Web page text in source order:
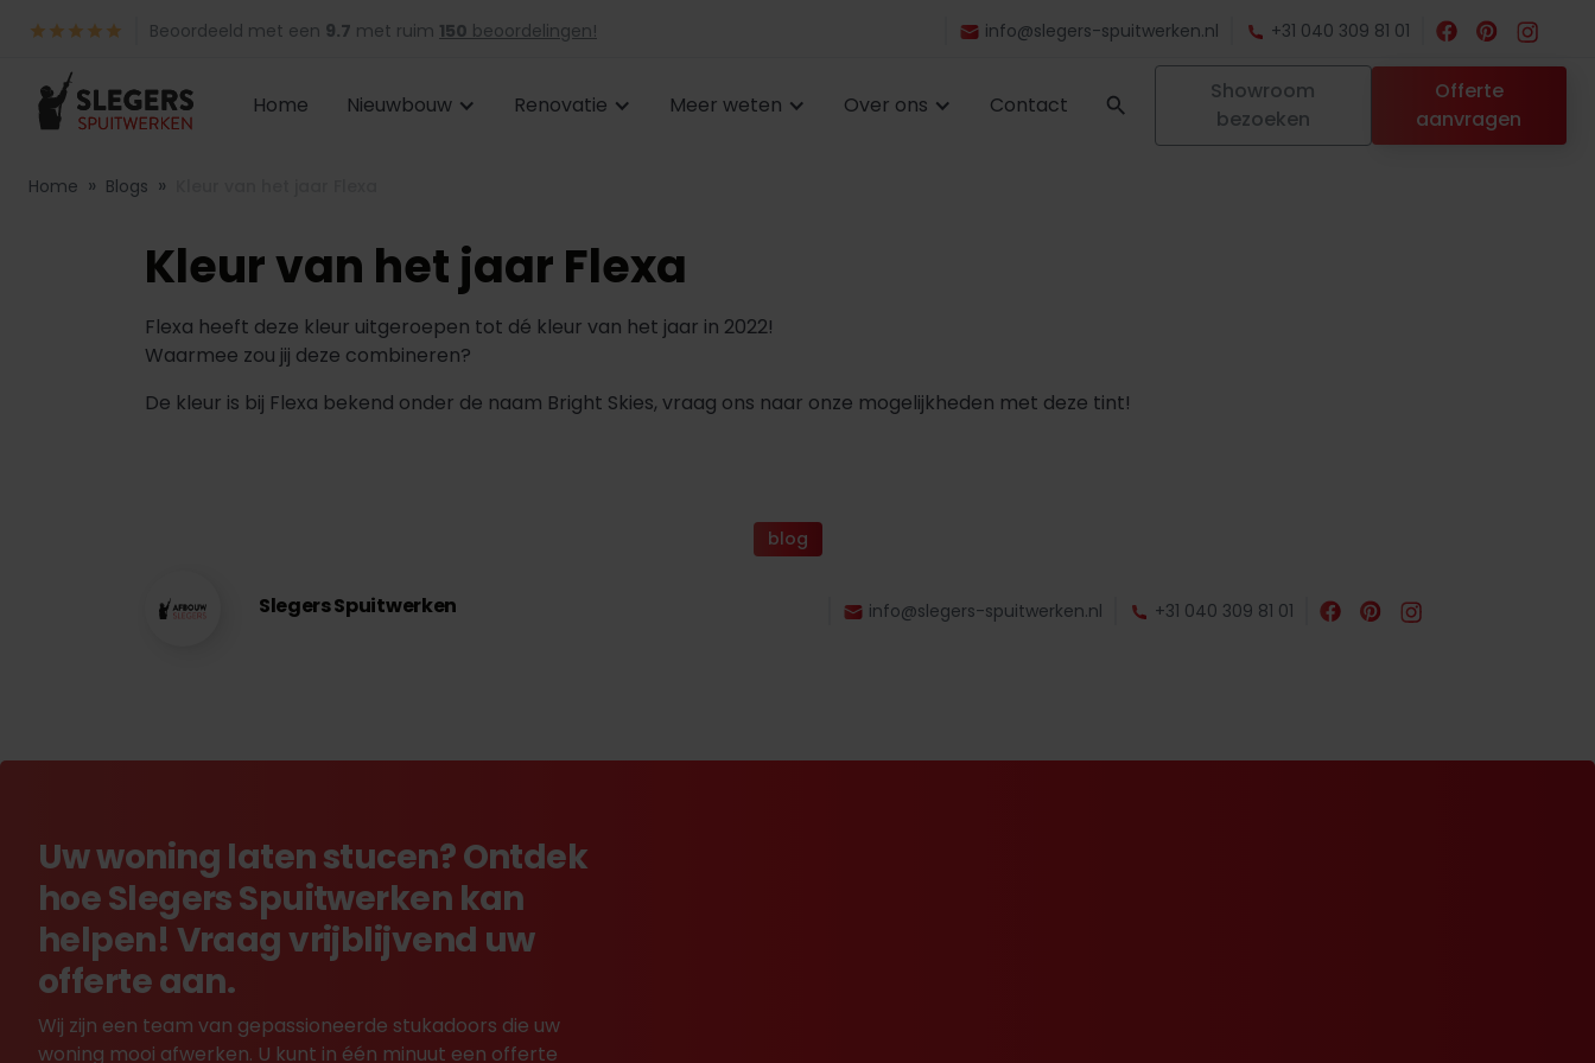
Beoordeeld met een 9.7 met ruim 150 beoordelingen! info@slegers-spuitwerken.nl +31 040 309 81 01
Home Nieuwbouw Renovatie Meer weten Over ons Contact
Showroom
bezoeken
Offerte
aanvragen
Home » Blogs »
Kleur van het jaar Flexa
Flexa heeft deze kleur uitgeroepen tot dé kleur van het jaar in 2022!
Waarmee zou jij deze combineren?
De kleur is bij Flexa bekend onder de naam Bright Skies, vraag ons naar onze mogelijkheden met deze tint!
blog
Slegers Spuitwerken info@slegers-spuitwerken.nl +31 040 309 81 01
Uw woning laten stucen? Ontdek
hoe Slegers Spuitwerken kan
helpen! Vraag vrijblijvend uw
offerte aan.
Wij zijn een team van gepassioneerde stukadoors die uw
woning mooi afwerken. U kunt in één minuut een offerte